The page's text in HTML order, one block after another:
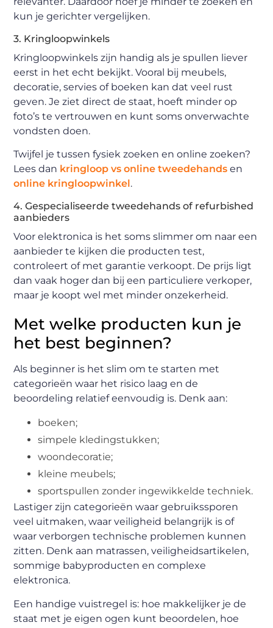
kun je gerichter vergelijken.
3. Kringloopwinkels
Kringloopwinkels zijn handig als je spullen liever
eerst in het echt bekijkt. Vooral bij meubels,
decoratie, servies of boeken kan dat veel rust
geven. Je ziet direct de staat, hoeft minder op
foto’s te vertrouwen en kunt soms onverwachte
vondsten doen.
Twijfel je tussen fysiek zoeken en online zoeken?
Lees dan kringloop vs online tweedehands en
online kringloopwinkel.
4. Gespecialiseerde tweedehands of refurbished
aanbieders
Voor elektronica is het soms slimmer om naar een
aanbieder te kijken die producten test,
controleert of met garantie verkoopt. De prijs ligt
dan vaak hoger dan bij een particuliere verkoper,
maar je koopt wel met minder onzekerheid.
Met welke producten kun je
het best beginnen?
Als beginner is het slim om te starten met
categorieën waar het risico laag en de
beoordeling relatief eenvoudig is. Denk aan:
boeken;
simpele kledingstukken;
woondecoratie;
kleine meubels;
sportspullen zonder ingewikkelde techniek.
Lastiger zijn categorieën waar gebruikssporen
veel uitmaken, waar veiligheid belangrijk is of
waar verborgen technische problemen kunnen
zitten. Denk aan matrassen, veiligheidsartikelen,
sommige babyproducten en complexe
elektronica.
Een handige vuistregel is: hoe makkelijker je de
staat met je eigen ogen kunt beoordelen, hoe